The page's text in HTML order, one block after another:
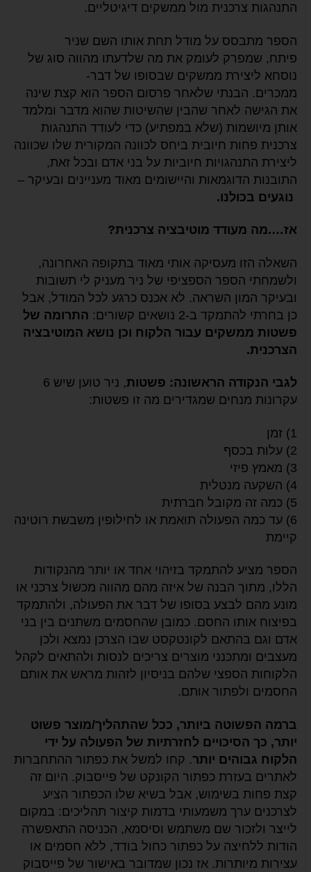
התנהגות צרכנית מול ממשקים דיגיטליים.
הספר מתבסס על מודל תחת אותו השם שניר
פיתח, שמפרק לעומק את מה שלדעתו מהווה סוג של
נוסחא ליצירת ממשקים שבסופו של דבר-
ממכרים. הבנתי שלאחר פרסום הספר הוא קצת שינה
את הגישה לאחר שהבין שהשיטות שהוא מדבר ומלמד
אותן מיושמות (שלא במפתיע) כדי לעודד התנהגות
צרכנית פחות חיובית ביחס לכוונה המקורית שלו שכוונה
ליצירת התנהגויות חיוביות על בני אדם ובכל זאת,
התובנות הדוגמאות והיישומים מאוד מעניינים ובעיקר –
נוגעים בכולנו.
אז….מה מעודד מוטיבציה צרכנית?
השאלה הזו מעסיקה אותי מאוד בתקופה האחרונה,
ולשמחתי הספר הספציפי של ניר מעניק לי תשובות
ובעיקר המון השראה. לא אכנס כרגע לכל המודל, אבל
כן בחרתי להתמקד ב-2 נושאים קשורים:
התרומה של
פשטות ממשקים עבור הלקוח וכן נושא המוטיבציה
הצרכנית.
לגבי הנקודה הראשונה: פשטות
, ניר טוען שיש 6
עקרונות מנחים שמגדירים מה זו פשטות:
1) זמן
2) עלות בכסף
3) מאמץ פיזי
4) השקעה מנטלית
5) כמה זה מקובל חברתית
6) עד כמה הפעולה תואמת או לחילופין משבשת רוטינה
קיימת
הספר מציע להתמקד בזיהוי אחד או יותר מהנקודות
הללו, מתוך הבנה של איזה מהם מהווה מכשול צרכני או
מונע מהם לבצע בסופו של דבר את הפעולה, ולהתמקד
בפיצוח אותו החסם. כמובן שהחסמים משתנים בין בני
אדם וגם בהתאם לקונטקסט שבו הצרכן נמצא ולכן
מעצבים ומתכנני מוצרים צריכים לנסות ולהתאים לקהל
הלקוחות הספצי שלהם בניסיון לזהות מראש את אותם
החסמים ולפתור אותם.
ברמה הפשוטה ביותר, ככל שהתהליך/מוצר פשוט
יותר, כך הסיכויים לחזרתיות של הפעולה על ידי
הלקוח גבוהים יותר. קחו למשל את כפתור ההתחברות
לאתרים בעזרת כפתור הקונקט של פייסבוק. היום זה
קצת פחות בשימוש, אבל בשיא שלו הכפתור הציע
לצרכנים ערך משמעותי בדמות קיצור תהליכים: במקום
לייצר ולזכור שם משתמש וסיסמא, הכניסה התאפשרה
הודות ללחיצה על כפתור כחול בודד, ללא חסמים או
עצירות מיותרות. אז נכון שמדובר באישור של פייסבוק